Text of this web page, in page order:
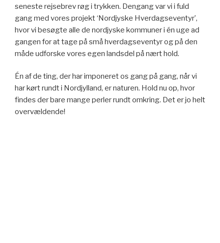
seneste rejsebrev røg i trykken. Dengang var vi i fuld
gang med vores projekt ‘Nordjyske Hverdagseventyr’,
hvor vi besøgte alle de nordjyske kommuner i én uge ad
gangen for at tage på små hverdagseventyr og på den
måde udforske vores egen landsdel på nært hold.
Én af de ting, der har imponeret os gang på gang, når vi
har kørt rundt i Nordjylland, er naturen. Hold nu op, hvor
findes der bare mange perler rundt omkring. Det er jo helt
overvældende!